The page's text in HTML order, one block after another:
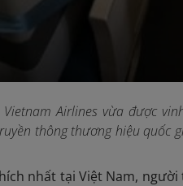
Vietnam Airlines vừa được
thông thương hiệu
nhất tại Việt Nam,